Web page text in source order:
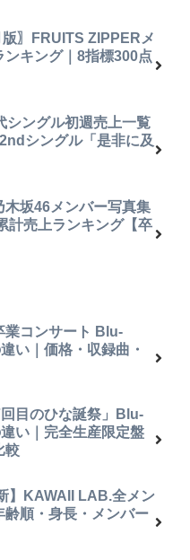
版〗FRUITS ZIPPERメ
ンキング｜8指標300点
シングル初週売上一覧
シングル「是非に及
木坂46メンバー写真集
計売上ランキング【卒
業コンサート Blu-
い｜価格・収録曲・
目のひな誕祭」Blu-
い｜完全生産限定盤
較
】KAWAII LAB.全メン
齢順・身長・メンバー